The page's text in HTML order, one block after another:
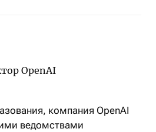
компания OpenAI
ведомствами